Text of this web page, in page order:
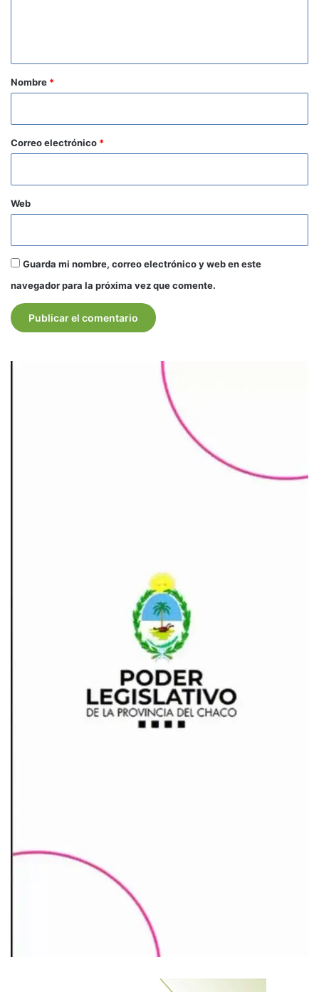
r
o
*
Nombre *
Correo electrónico *
Web
Guarda mi nombre, correo electrónico y web en este
navegador para la próxima vez que comente.